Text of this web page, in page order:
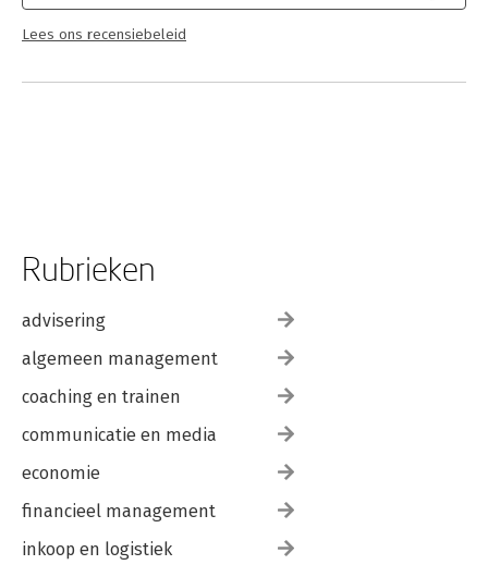
Lees ons recensiebeleid
Rubrieken
advisering
algemeen management
coaching en trainen
communicatie en media
economie
financieel management
inkoop en logistiek